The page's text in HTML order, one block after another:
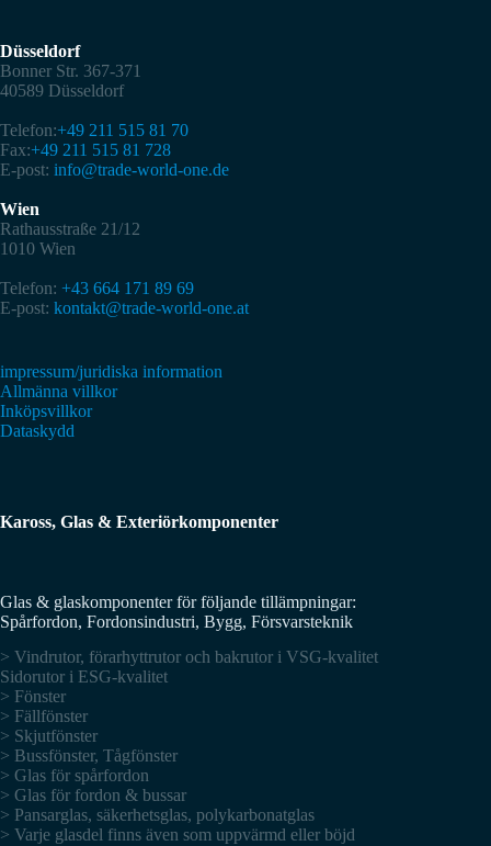
Düsseldorf
Bonner Str. 367-371
40589 Düsseldorf
Telefon:+49 211 515 81 70
Fax:+49 211 515 81 728
E-post: info@trade-world-one.de
Wien
Rathausstraße 21/12
1010 Wien
Telefon: +43 664 171 89 69
E-post: kontakt@trade-world-one.at
impressum/juridiska information
Allmänna villkor
Inköpsvillkor
Dataskydd
Kaross, Glas & Exteriörkomponenter
Glas & glaskomponenter för följande tillämpningar:
Spårfordon, Fordonsindustri, Bygg, Försvarsteknik
> Vindrutor, förarhyttrutor och bakrutor i VSG-kvalitet
Sidorutor i ESG-kvalitet
> Fönster
> Fällfönster
> Skjutfönster
> Bussfönster, Tågfönster
> Glas för spårfordon
> Glas för fordon & bussar
> Pansarglas, säkerhetsglas, polykarbonatglas
> Varje glasdel finns även som uppvärmd eller böjd